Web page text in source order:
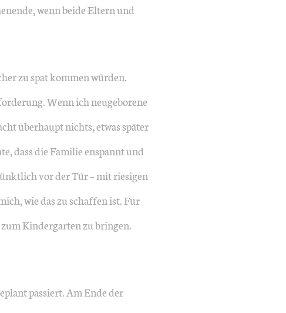
wenn beide Eltern und
zu spät kommen würden.
Wenn ich neugeborene
überhaupt nichts, etwas später
dass die Familie enspannt und
vor der Tür – mit riesigen
wie das zu schaffen ist. Für
Kindergarten zu bringen.
passiert. Am Ende der